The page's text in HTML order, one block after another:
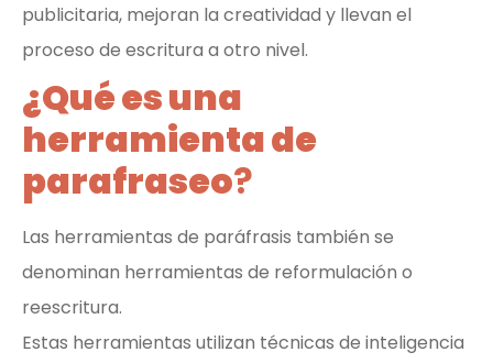
publicitaria, mejoran la creatividad y llevan el
proceso de escritura a otro nivel.
¿Qué es una
herramienta de
parafraseo?
Las herramientas de paráfrasis también se
denominan herramientas de reformulación o
reescritura.
Estas herramientas utilizan técnicas de inteligencia